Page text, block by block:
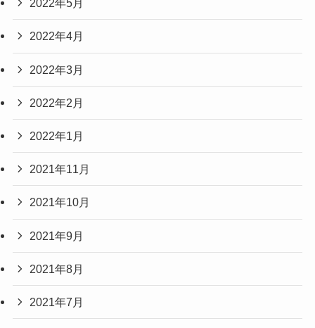
2022年5月
2022年4月
2022年3月
2022年2月
2022年1月
2021年11月
2021年10月
2021年9月
2021年8月
2021年7月